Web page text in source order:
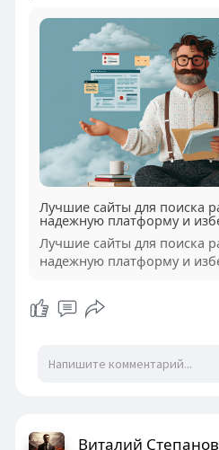
Лучшие сайты для поиска
надежную платформу и
Лучшие сайты для поиска
надежную платформу и
Виталий Степанов